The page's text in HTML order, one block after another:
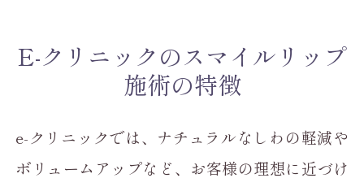
E-クリニックのスマイルリップ
施術の特徴
e-クリニックでは、ナチュラルなしわの軽減や
ボリュームアップなど、お客様の理想に近づけ